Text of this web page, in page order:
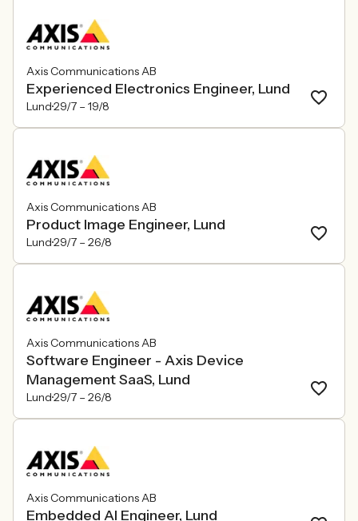
Axis Communications AB
Experienced Electronics Engineer, Lund
Lund29/7 – 19/8
Axis Communications AB
Product Image Engineer, Lund
Lund29/7 – 26/8
Axis Communications AB
Software Engineer - Axis Device
Management SaaS, Lund
Lund29/7 – 26/8
Axis Communications AB
Embedded AI Engineer, Lund